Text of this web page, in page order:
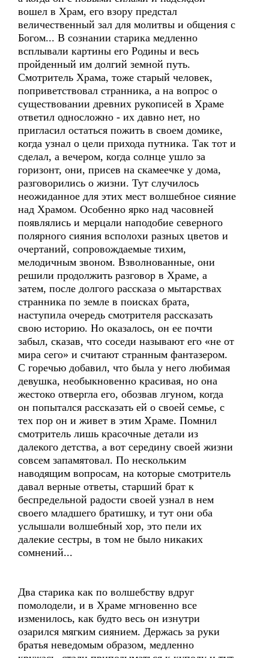
вошел в Храм, его взору предстал
величественный зал для молитвы и общения с
Богом... В сознании старика медленно
всплывали картины его Родины и весь
пройденный им долгий земной путь.
Смотритель Храма, тоже старый человек,
поприветствовал странника, а на вопрос о
существовании древних рукописей в Храме
ответил односложно - их давно нет, но
пригласил остаться пожить в своем домике,
когда узнал о цели прихода путника. Так тот и
сделал, а вечером, когда солнце ушло за
горизонт, они, присев на скамеечке у дома,
разговорились о жизни. Тут случилось
неожиданное для этих мест волшебное сияние
над Храмом. Особенно ярко над часовней
появлялись и мерцали наподобие северного
полярного сияния всполохи разных цветов и
очертаний, сопровождаемые тихим,
мелодичным звоном. Взволнованные, они
решили продолжить разговор в Храме, а
затем, после долгого рассказа о мытарствах
странника по земле в поисках брата,
наступила очередь смотрителя рассказать
свою историю. Но оказалось, он ее почти
забыл, сказав, что соседи называют его «не от
мира сего» и считают странным фантазером.
С горечью добавил, что была у него любимая
девушка, необыкновенно красивая, но она
жестоко отвергла его, обозвав лгуном, когда
он попытался рассказать ей о своей семье, с
тех пор он и живет в этим Храме. Помнил
смотритель лишь красочные детали из
далекого детства, а вот середину своей жизни
совсем запамятовал. По нескольким
наводящим вопросам, на которые смотритель
давал верные ответы, старший брат к
беспредельной радости своей узнал в нем
своего младшего братишку, и тут они оба
услышали волшебный хор, это пели их
далекие сестры, в том не было никаких
сомнений...
Два старика как по волшебству вдруг
помолодели, и в Храме мгновенно все
изменилось, как будто весь он изнутри
озарился мягким сиянием. Держась за руки
братья неведомым образом, медленно